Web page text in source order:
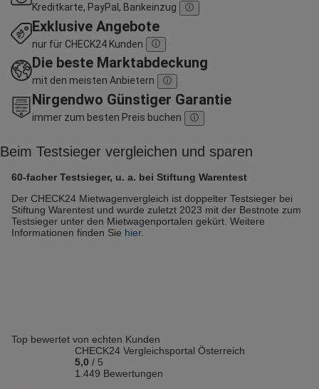
Kreditkarte, PayPal, Bankeinzug
Exklusive Angebote
nur für CHECK24 Kunden
Die beste Marktabdeckung
mit den meisten Anbietern
Nirgendwo Günstiger Garantie
immer zum besten Preis buchen
Beim Testsieger vergleichen und sparen
60-facher Testsieger, u. a. bei Stiftung Warentest
Der CHECK24 Mietwagenvergleich ist doppelter Testsieger bei
Stiftung Warentest und wurde zuletzt 2023 mit der Bestnote zum
Testsieger unter den Mietwagenportalen gekürt. Weitere
Informationen finden Sie hier.
Top bewertet von echten Kunden
CHECK24 Vergleichsportal Österreich
5,0 / 5
1.449 Bewertungen